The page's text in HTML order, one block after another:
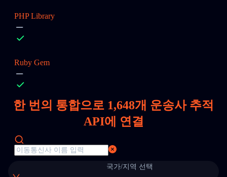
PHP Library
Ruby Gem
한 번의 통합으로 1,648개 운송사 추적
API에 연결
국가/지역 선택